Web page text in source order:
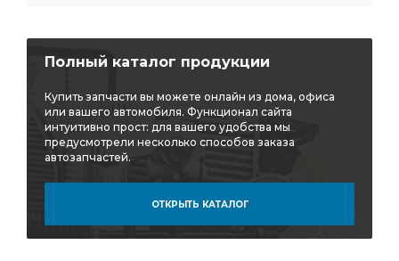
Полный каталог продукции
Купить запчасти вы можете онлайн из дома, офиса
или вашего автомобиля. Функционал сайта
интуитивно прост: для вашего удобства мы
предусмотрели несколько способов заказа
автозапчастей.
ОТКРЫТЬ КАТАЛОГ